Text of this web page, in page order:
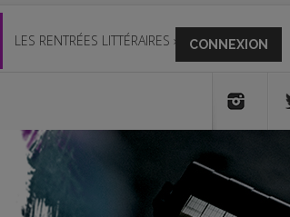
LES RENTRÉES LITTÉRAIRES » CONNEXION